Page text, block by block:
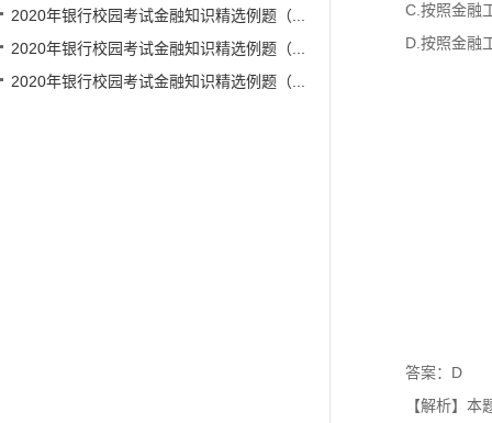
2020年银行校园考试金融知识精选例题（...
2020年银行校园考试金融知识精选例题（...
2020年银行校园考试金融知识精选例题（...
C.按照金融工
D.按照金融工
答案：D
【解析】本题